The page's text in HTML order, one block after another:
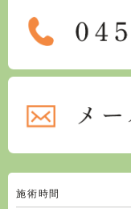
施術時間